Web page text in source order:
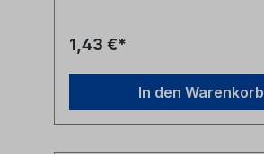
1,43 €*
In den Warenkorb